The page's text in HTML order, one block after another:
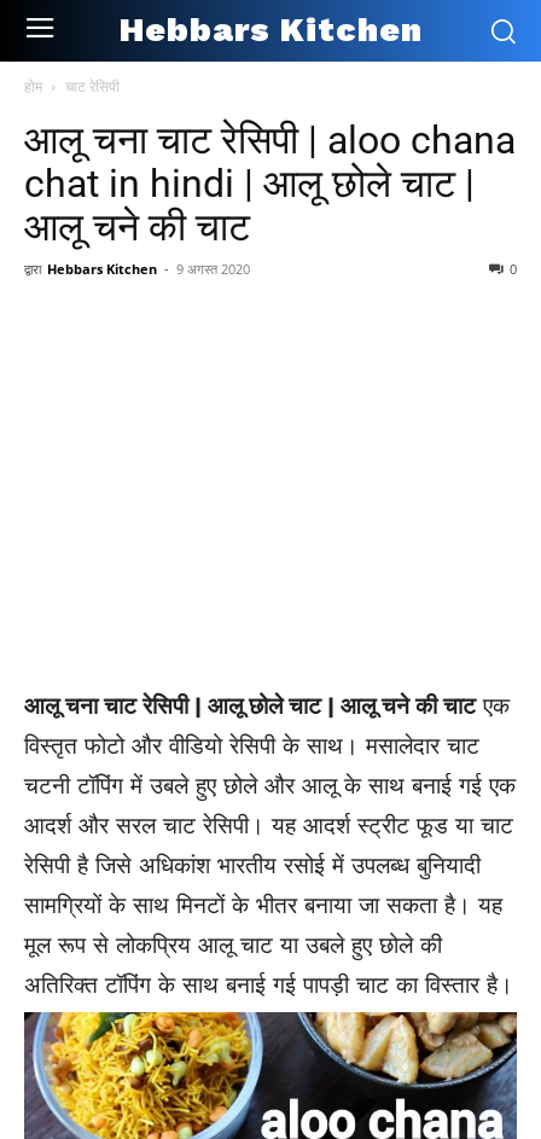
Hebbars Kitchen
होम चाट रेसिपी
आलू चना चाट रेसिपी | aloo chana
chat in hindi | आलू छोले चाट |
आलू चने की चाट
द्वारा Hebbars Kitchen - 9 अगस्त 2020 0
आलू चना चाट रेसिपी | आलू छोले चाट | आलू चने की चाटएक
विस्तृत फोटो और वीडियो रेसिपी के साथ। मसालेदार चाट
चटनी टॉपिंग में उबले हुए छोले और आलू के साथ बनाई गई एक
आदर्श और सरल चाट रेसिपी। यह आदर्श स्ट्रीट फूड या चाट
रेसिपी है जिसे अधिकांश भारतीय रसोई में उपलब्ध बुनियादी
सामग्रियों के साथ मिनटों के भीतर बनाया जा सकता है। यह
मूल रूप से लोकप्रिय आलू चाट या उबले हुए छोले की
अतिरिक्त टॉपिंग के साथ बनाई गई पापड़ी चाट का विस्तार है।